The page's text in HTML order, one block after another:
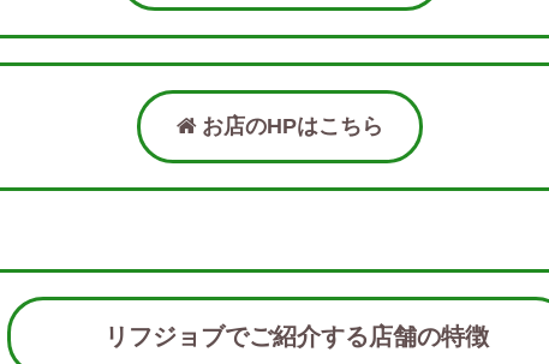
お店のHPはこちら
リフジョブでご紹介する店舗の特徴